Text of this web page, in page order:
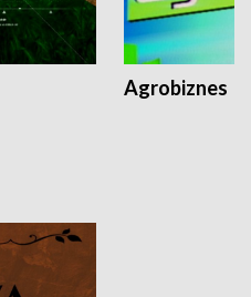
Agrobiznes